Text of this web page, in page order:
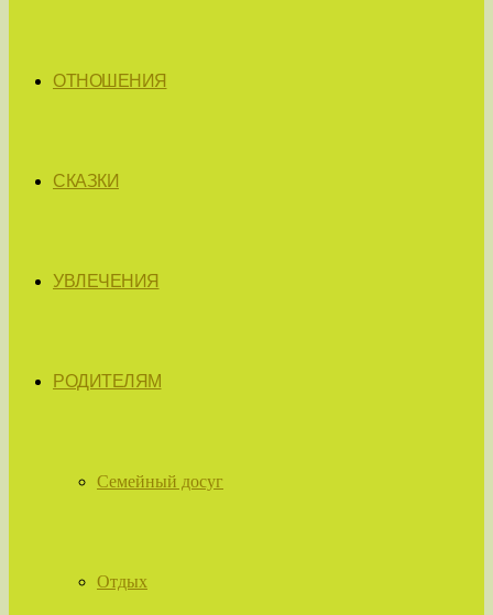
ОТНОШЕНИЯ
СКАЗКИ
УВЛЕЧЕНИЯ
РОДИТЕЛЯМ
Семейный досуг
Отдых